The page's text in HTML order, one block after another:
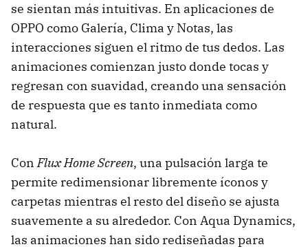
se sientan más intuitivas. En aplicaciones de
OPPO como Galería, Clima y Notas, las
interacciones siguen el ritmo de tus dedos. Las
animaciones comienzan justo donde tocas y
regresan con suavidad, creando una sensación
de respuesta que es tanto inmediata como
natural.
ConFlux Home Screen, una pulsación larga te
permite redimensionar libremente íconos y
carpetas mientras el resto del diseño se ajusta
suavemente a su alrededor. Con Aqua Dynamics,
las animaciones han sido rediseñadas para